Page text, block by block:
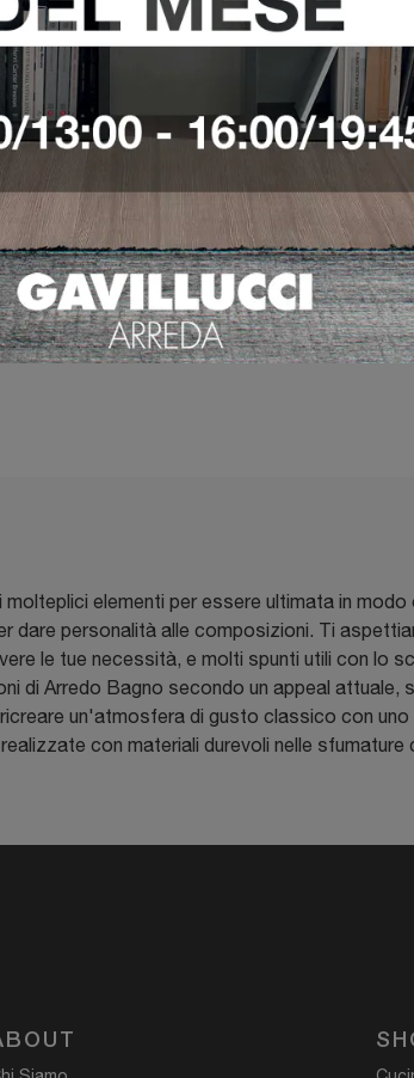
VEDI DI PIÙ
molteplici elementi per essere ultimata in
dare personalità alle composizioni. Ti
le tue necessità, e molti spunti utili con lo
di Arredo Bagno secondo un appeal attuale,
un'atmosfera di gusto classico con
con materiali durevoli nelle